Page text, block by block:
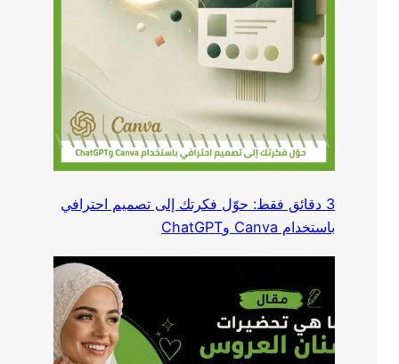
3 دقائق فقط: حوّل فكرتك إلى تصميم احترافي
باستخدام Canva وChatGPT